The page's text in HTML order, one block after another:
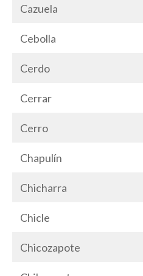
Cazuela
Cebolla
Cerdo
Cerrar
Cerro
Chapulín
Chicharra
Chicle
Chicozapote